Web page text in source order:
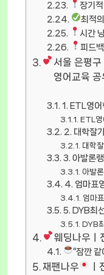
장기
최적
시간
피드
서울 은평구
영어교육 공
1. ETL영어
ETL영
2. 대학잘
대학
3. 아발론
아발
4. 엄마표
엄마
5. DYB최
DYB
웨딩나우ㅣ
“잠깐
재팬나우